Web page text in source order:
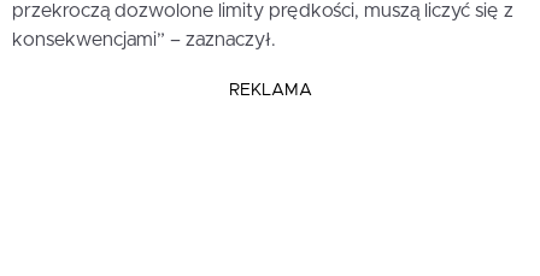
przekroczą dozwolone limity prędkości, muszą liczyć się z
konsekwencjami” – zaznaczył.
REKLAMA